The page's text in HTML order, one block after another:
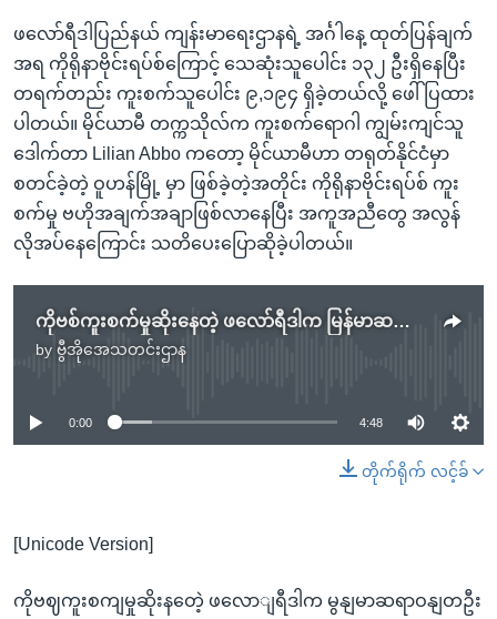
ဖလော်ရီဒါပြည်နယ် ကျန်းမာရေးဌာနရဲ့ အင်္ဂါနေ့ ထုတ်ပြန်ချက်
အရ ကိုရိုနာဗိုင်းရပ်စ်ကြောင့် သေဆုံးသူပေါင်း ၁၃၂ ဦးရှိနေပြီး
တရက်တည်း ကူးစက်သူပေါင်း ၉,၁၉၄ ရှိခဲ့တယ်လို့ ဖေါ်ပြထား
ပါတယ်။ မိုင်ယာမီ တက္ကသိုလ်က ကူးစက်ရောဂါ ကျွမ်းကျင်သူ
ဒေါက်တာ Lilian Abbo ကတော့ မိုင်ယာမီဟာ တရုတ်နိုင်ငံမှာ
စတင်ခဲ့တဲ့ ဝူဟန်မြို့ မှာ ဖြစ်ခဲ့တဲ့အတိုင်း ကိုရိုနာဗိုင်းရပ်စ် ကူး
စက်မှု ဗဟိုအချက်အချာဖြစ်လာနေပြီး အကူအညီတွေ အလွန်
လိုအပ်နေကြောင်း သတိပေးပြောဆိုခဲ့ပါတယ်။
ကိုဗစ်ကူးစက်မှုဆိုးနေတဲ့ ဖလော်ရီဒါက မြန်မာဆရာဝန်တဦး အတွေ့အကြုံ
by ဗွီအိုအေသတင်းဌာန
No media source currently available
0:00 4:48
တိုက်ရိုက် လင့်ခ်
[Unicode Version]
ကိုဗဈကူးစကျမှုဆိုးနတေဲ့ ဖလောျရီဒါက မွနျမာဆရာဝနျတဦး